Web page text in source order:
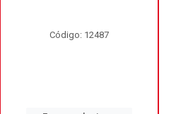
Código: 12487